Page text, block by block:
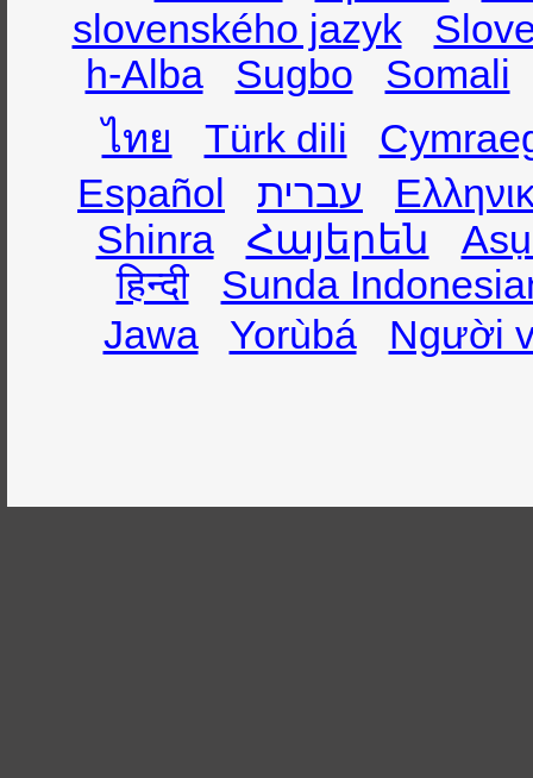
slovenského jazyk
h-Alba
Sugbo
Somali
ไทย
Türk dili
Español
עברית
Shinra
Հայերեն
हिन्दी
Sunda
Jawa
Yorùbá Người